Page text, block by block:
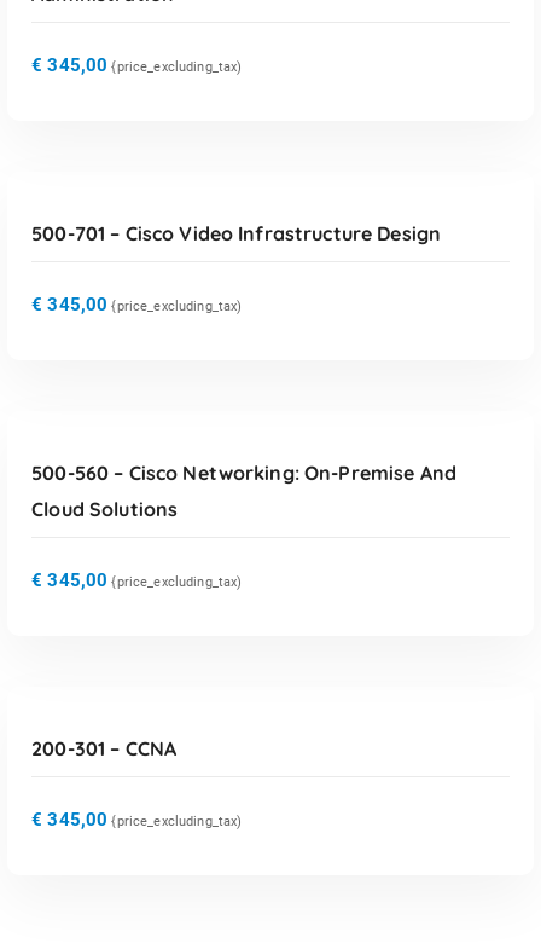
€ 345,00 {price_excluding_tax)
500-701 – Cisco Video Infrastructure Design
€ 345,00 {price_excluding_tax)
500-560 – Cisco Networking: On-Premise And
Cloud Solutions
€ 345,00 {price_excluding_tax)
200-301 – CCNA
€ 345,00 {price_excluding_tax)